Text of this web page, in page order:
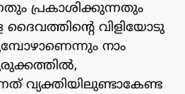
പ്രകാശിക്കുന്നതും
ദൈവത്തിന്റെ വിളിയോടു
നാം
വ്യക്തിയിലുണ്ടാകേണ്ട